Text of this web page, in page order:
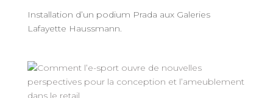
Installation d’un podium Prada aux Galeries
Lafayette Haussmann.